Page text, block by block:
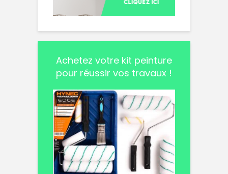
Achetez votre kit peinture
pour réussir vos travaux !